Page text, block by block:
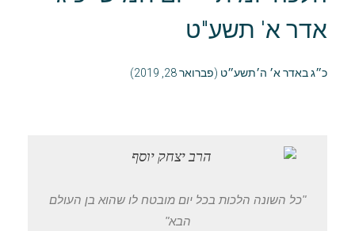
אדר א' תשע"ט
כ״ג באדר א׳ ה׳תשע״ט (פברואר 28, 2019)
"כל השונה הלכות בכל יום מובטח לו שהוא בן העולם
הבא"